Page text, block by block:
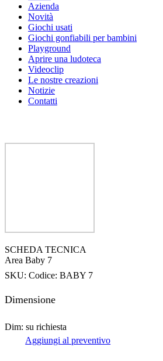
Azienda
Novità
Giochi usati
Giochi gonfiabili per bambini
Playground
Aprire una ludoteca
Videoclip
Le nostre creazioni
Notizie
Contatti
SCHEDA TECNICA
Area Baby 7
SKU: Codice: BABY 7
Dimensione
Dim: su richiesta
Aggiungi al preventivo